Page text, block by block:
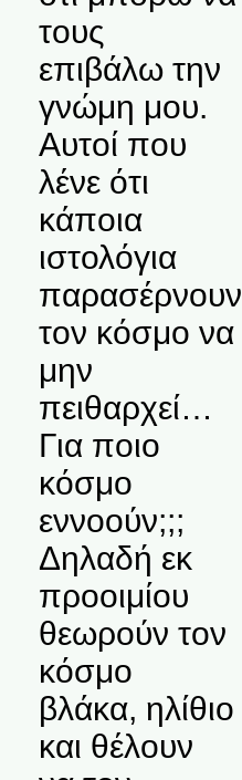
τους
επιβάλω την
γνώμη μου.
Αυτοί που
λένε ότι
κάποια
ιστολόγια
παρασέρνουν
τον κόσμο να
μην
πειθαρχεί…
Για ποιο
κόσμο
εννοούν;;;
Δηλαδή εκ
προοιμίου
θεωρούν τον
κόσμο
βλάκα, ηλίθιο
και θέλουν